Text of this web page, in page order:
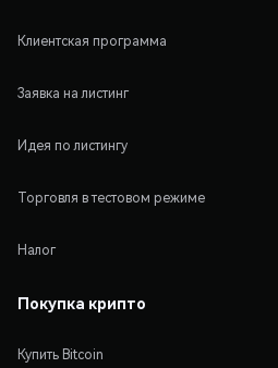
Клиентская программа
Заявка на листинг
Идея по листингу
Торговля в тестовом режиме
Налог
Покупка крипто
Купить Bitcoin